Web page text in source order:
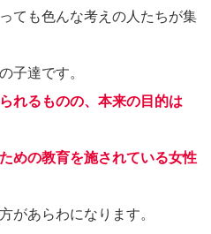
ても色んな考えの人たちが集
子達です。
れるものの、本来の目的は
めの教育を施されている女性
があらわになります。